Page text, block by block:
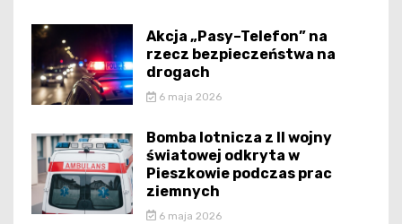
Akcja „Pasy–Telefon” na
rzecz bezpieczeństwa na
drogach
6 maja 2026
Bomba lotnicza z II wojny
światowej odkryta w
Pieszkowie podczas prac
ziemnych
6 maja 2026